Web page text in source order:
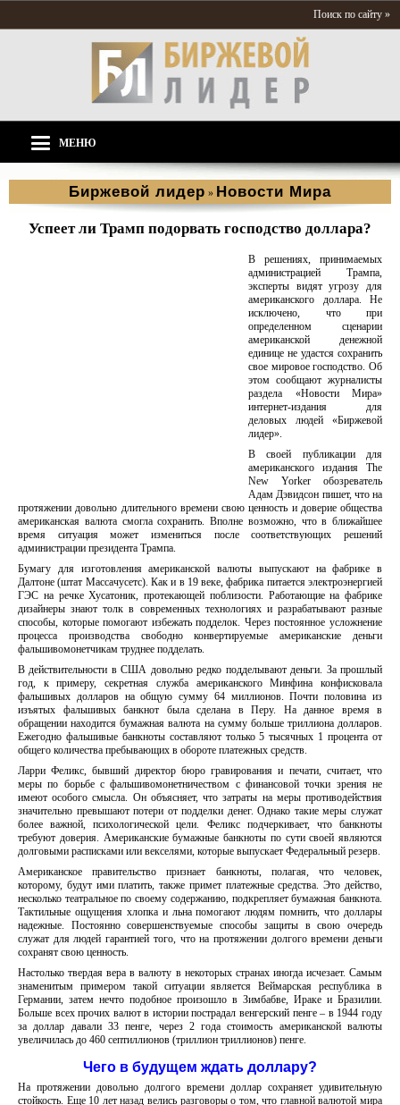
Поиск по сайту »
МЕНЮ
Биржевой лидер » Новости Мира
Успеет ли Трамп подорвать господство доллара?
В решениях, принимаемых
администрацией Трампа,
эксперты видят угрозу для
американского доллара. Не
исключено, что при
определенном сценарии
американской денежной
единице не удастся сохранить
свое мировое господство. Об
этом сообщают журналисты
раздела «Новости Мира»
интернет-издания для
деловых людей «Биржевой
лидер».
В своей публикации для
американского издания The
New Yorker обозреватель
Адам Дэвидсон пишет, что на
протяжении довольно длительного времени свою ценность и доверие общества
американская валюта смогла сохранить. Вполне возможно, что в ближайшее
время ситуация может измениться после соответствующих решений
администрации президента Трампа.
Бумагу для изготовления американской валюты выпускают на фабрике в
Далтоне (штат Массачусетс). Как и в 19 веке, фабрика питается электроэнергией
ГЭС на речке Хусатоник, протекающей поблизости. Работающие на фабрике
дизайнеры знают толк в современных технологиях и разрабатывают разные
способы, которые помогают избежать подделок. Через постоянное усложнение
процесса производства свободно конвертируемые американские деньги
фальшивомонетчикам труднее подделать.
В действительности в США довольно редко подделывают деньги. За прошлый
год, к примеру, секретная служба американского Минфина конфисковала
фальшивых долларов на общую сумму 64 миллионов. Почти половина из
изъятых фальшивых банкнот была сделана в Перу. На данное время в
обращении находится бумажная валюта на сумму больше триллиона долларов.
Ежегодно фальшивые банкноты составляют только 5 тысячных 1 процента от
общего количества пребывающих в обороте платежных средств.
Ларри Феликс, бывший директор бюро гравирования и печати, считает, что
меры по борьбе с фальшивомонетничеством с финансовой точки зрения не
имеют особого смысла. Он объясняет, что затраты на меры противодействия
значительно превышают потери от подделки денег. Однако такие меры служат
более важной, психологической цели. Феликс подчеркивает, что банкноты
требуют доверия. Американские бумажные банкноты по сути своей являются
долговыми расписками или векселями, которые выпускает Федеральный резерв.
Американское правительство признает банкноты, полагая, что человек,
которому, будут ими платить, также примет платежные средства. Это действо,
несколько театральное по своему содержанию, подкрепляет бумажная банкнота.
Тактильные ощущения хлопка и льна помогают людям помнить, что доллары
надежные. Постоянно совершенствуемые способы защиты в свою очередь
служат для людей гарантией того, что на протяжении долгого времени деньги
сохранят свою ценность.
Настолько твердая вера в валюту в некоторых странах иногда исчезает. Самым
знаменитым примером такой ситуации является Веймарская республика в
Германии, затем нечто подобное произошло в Зимбабве, Ираке и Бразилии.
Больше всех прочих валют в истории пострадал венгерский пенге – в 1944 году
за доллар давали 33 пенге, через 2 года стоимость американской валюты
увеличилась до 460 септиллионов (триллион триллионов) пенге.
Чего в будущем ждать доллару?
На протяжении довольно долгого времени доллар сохраняет удивительную
стойкость. Еще 10 лет назад велись разговоры о том, что главной валютой мира